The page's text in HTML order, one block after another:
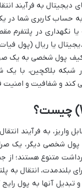
دیجیتال به فرآیند
به حساب کاربری شما
نگهداری در پلتفرم
دیجیتال یا ریال (پول
پول شخصی به یک
کند و شفافیت و امنیت
واریز، به فرآیند
شخصی دیگر، یک
متنوع هستند؛
بلندمدت، انتقال به
تبدیل آنها به پول